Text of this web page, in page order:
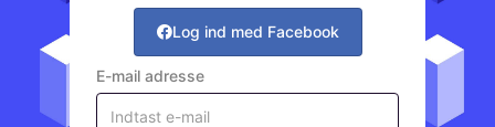
Log ind med Facebook
E-mail adresse